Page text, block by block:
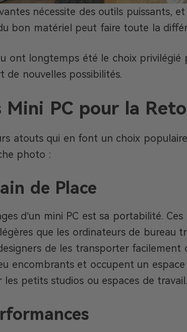
nécessite des outils puissants, et
bon matériel peut faire toute la
ont longtemps été le choix privilégié
de nouvelles possibilités.
Mini PC pour la
atouts qui en font un choix
photo :
de Place
d’un mini PC est sa portabilité.
que les ordinateurs de bureau
de les transporter facilement
encombrants et occupent un
petits studios ou espaces de travail.